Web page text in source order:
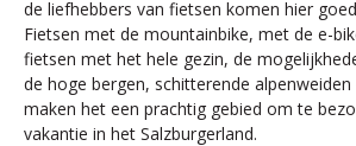
de liefhebbers van fietsen komen hier
Fietsen met de mountainbike, met de e-
fietsen met het hele gezin, de
de hoge bergen, schitterende
maken het een prachtig gebied om te
vakantie in het Salzburgerland.